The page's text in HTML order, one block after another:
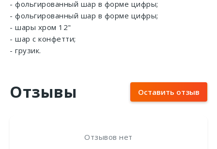
- фольгированный шар в форме цифры;
- фольгированный шар в форме цифры;
- шары хром 12"
- шар с конфетти;
- грузик.
Отзывы Оставить отзыв
Отзывов нет